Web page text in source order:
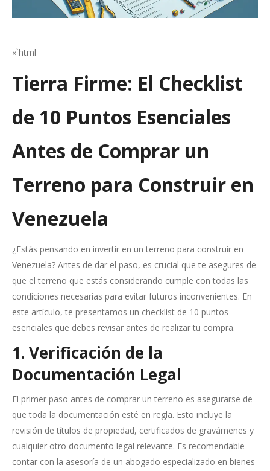
«`html
Tierra Firme: El Checklist
de 10 Puntos Esenciales
Antes de Comprar un
Terreno para Construir en
Venezuela
¿Estás pensando en invertir en un terreno para construir en
Venezuela? Antes de dar el paso, es crucial que te asegures de
que el terreno que estás considerando cumple con todas las
condiciones necesarias para evitar futuros inconvenientes. En
este artículo, te presentamos un checklist de 10 puntos
esenciales que debes revisar antes de realizar tu compra.
1. Verificación de la
Documentación Legal
El primer paso antes de comprar un terreno es asegurarse de
que toda la documentación esté en regla. Esto incluye la
revisión de títulos de propiedad, certificados de gravámenes y
cualquier otro documento legal relevante. Es recomendable
contar con la asesoría de un abogado especializado en bienes